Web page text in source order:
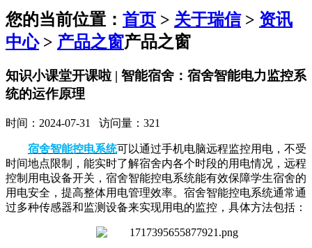
您的当前位置： 首页 > 关于瑞信> 资讯
中心> 产品之窗产品之窗
知识小课堂开课啦 | 智能宿舍：宿舍智能电力监控系
统的运作原理
时间：2024-07-31 访问量：321
宿舍智能控电系统可以通过手机电脑远程监控用电，不受
时间地点限制，能实时了解宿舍内各个时段的用电情况，远程
控制用电设备开关，宿舍智能控电系统能有效保障学生宿舍的
用电安全，提高整体用电管理效率。 宿舍智能控电系统通常通
过多种传感器和监测设备来实现用电的监控，具体方法包括：